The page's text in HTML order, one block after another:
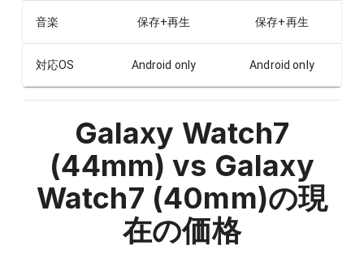
音楽 保存+再生 保存+再生
対応OS Android only Android only
Galaxy Watch7
(44mm) vs Galaxy
Watch7 (40mm)の現
在の価格